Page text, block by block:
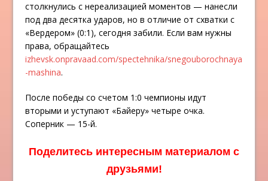
столкнулись с нереализацией моментов — нанесли
под два десятка ударов, но в отличие от схватки с
«Вердером» (0:1), сегодня забили. Если вам нужны
права, обращайтесь
izhevsk.onpravaad.com/spectehnika/snegouborochnaya
-mashina.
После победы со счетом 1:0 чемпионы идут
вторыми и уступают «Байеру» четыре очка.
Соперник — 15-й.
Поделитесь интересным материалом с
друзьями!